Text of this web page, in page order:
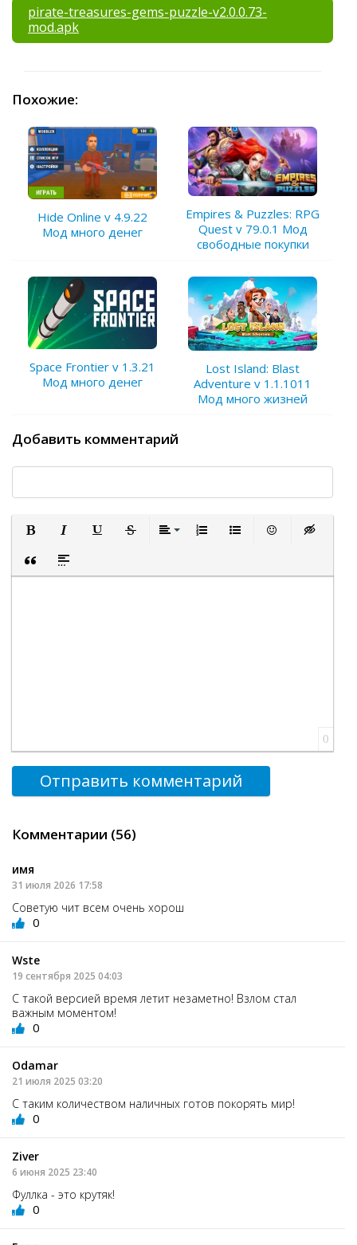
pirate-treasures-gems-puzzle-v2.0.0.73-
mod.apk
Похожие:
Hide Online v 4.9.22
Мод много денег
Empires & Puzzles: RPG
Quest v 79.0.1 Мод
свободные покупки
Space Frontier v 1.3.21
Мод много денег
Lost Island: Blast
Adventure v 1.1.1011
Мод много жизней
Добавить комментарий
Вставка цитаты
Вставка спойлера
0
Отправить комментарий
Комментарии (56)
имя
31 июля 2026 17:58
Советую чит всем очень хорош
0
Wste
19 сентября 2025 04:03
С такой версией время летит незаметно! Взлом стал
важным моментом!
0
Odamar
21 июля 2025 03:20
С таким количеством наличных готов покорять мир!
0
Ziver
6 июня 2025 23:40
Фуллка - это крутяк!
0